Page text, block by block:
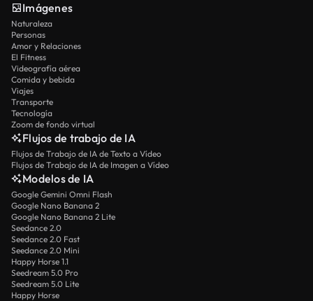
Imágenes
Naturaleza
Personas
Amor y Relaciones
El Fitness
Videografía aérea
Comida y bebida
Viajes
Transporte
Tecnología
Zoom de fondo virtual
Flujos de trabajo de IA
Flujos de Trabajo de IA de Texto a Vídeo
Flujos de Trabajo de IA de Imagen a Vídeo
Modelos de IA
Google Gemini Omni Flash
Google Nano Banana 2
Google Nano Banana 2 Lite
Seedance 2.0
Seedance 2.0 Fast
Seedance 2.0 Mini
Happy Horse 1.1
Seedream 5.0 Pro
Seedream 5.0 Lite
Happy Horse